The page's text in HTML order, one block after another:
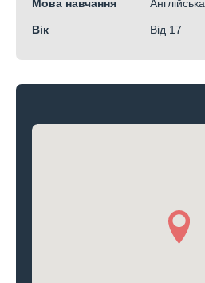
Мова навчання Англійська
Вік Від 17